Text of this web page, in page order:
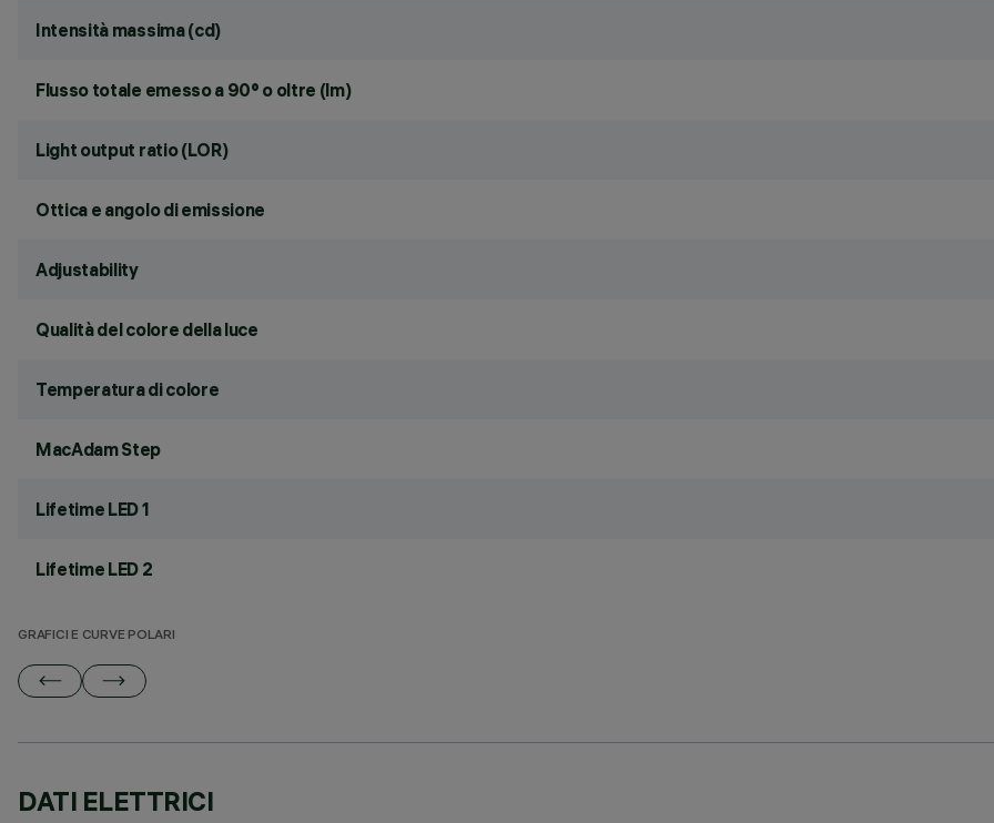
Intensità massima (cd)
Flusso totale emesso a 90° o oltre (lm)
Light output ratio (LOR)
Ottica e angolo di emissione
Adjustability
Qualità del colore della luce
Temperatura di colore
MacAdam Step
Lifetime LED 1
Lifetime LED 2
GRAFICI E CURVE POLARI
DATI ELETTRICI